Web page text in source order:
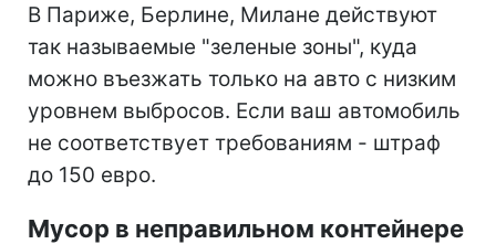
В Париже, Берлине, Милане действуют
так называемые "зеленые зоны", куда
можно въезжать только на авто с низким
уровнем выбросов. Если ваш автомобиль
не соответствует требованиям - штраф
до 150 евро.
Мусор в неправильном контейнере